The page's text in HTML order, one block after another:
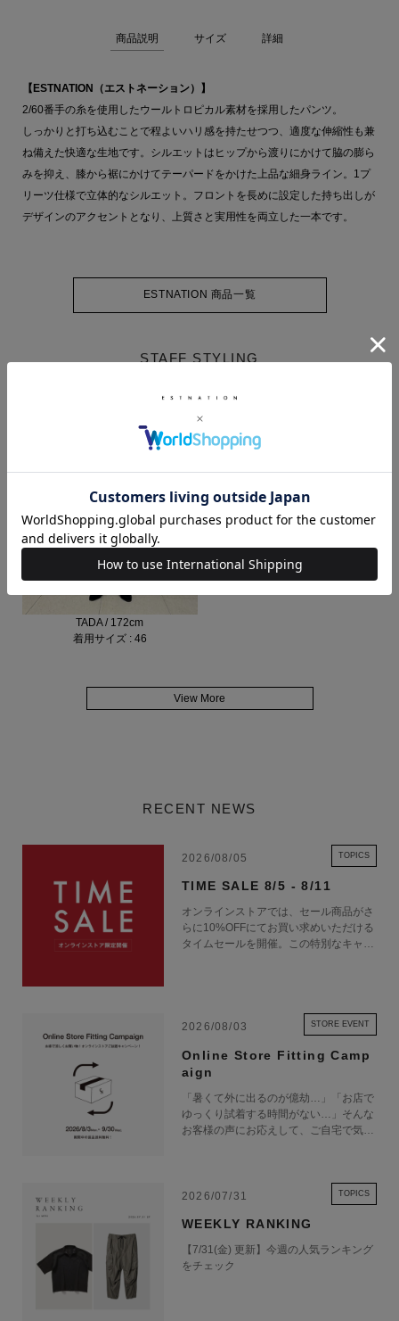
商品説明 サイズ 詳細
【ESTNATION（エストネーション）】
2/60番手の糸を使用したウールトロピカル素材を採用したパンツ。
しっかりと打ち込むことで程よいハリ感を持たせつつ、適度な伸縮性も兼
ね備えた快適な生地です。シルエットはヒップから渡りにかけて脇の膨ら
みを抑え、膝から裾にかけてテーパードをかけた上品な細身ライン。1プ
リーツ仕様で立体的なシルエット。フロントを長めに設定した持ち出しが
デザインのアクセントとなり、上質さと実用性を両立した一本です。
ESTNATION 商品一覧
STAFF STYLING
TADA / 172cm
着用サイズ : 46
View More
RECENT NEWS
2026/08/05 TOPICS
TIME SALE 8/5 - 8/11
オンラインストアでは、セール商品がさ
らに10%OFFにてお買い求めいただける
タイムセールを開催。この特別なキャン
2026/08/03 STORE EVENT
Online Store Fitting Camp
aign
「暑くて外に出るのが億劫…」「お店で
ゆっくり試着する時間がない…」そんな
お客様の声にお応えして、ご自宅で気軽
料に！気になる商品をまとめて取り寄せ
得いくまでじっくりお試しいただけま
す！この夏は、無理して暑い中お出かけ
しなくても大丈夫。お家で涼しく、新し
いお気に入りを見つけてみませんか？
2026/07/31 TOPICS
WEEKLY RANKING
【7/31(金) 更新】今週の人気ランキング
をチェック